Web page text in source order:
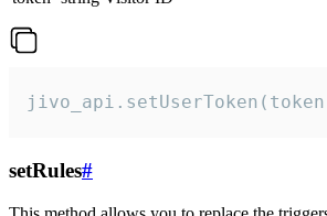
setRules#